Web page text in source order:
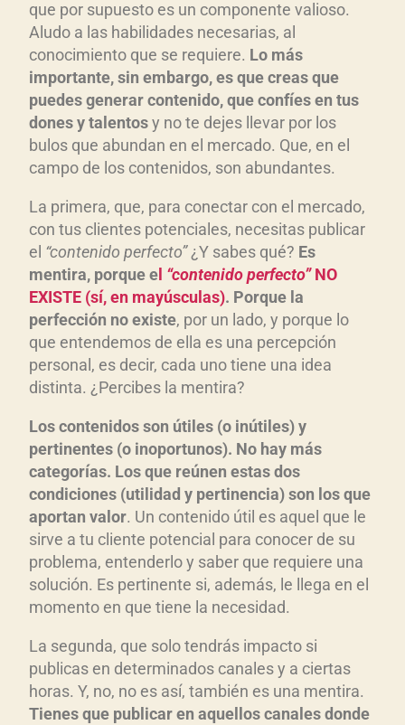
que por supuesto es un componente valioso.
Aludo a las habilidades necesarias, al
conocimiento que se requiere. Lo más
importante, sin embargo, es que creas que
puedes generar contenido, que confíes en tus
dones y talentosy no te dejes llevar por los
bulos que abundan en el mercado. Que, en el
campo de los contenidos, son abundantes.
La primera, que, para conectar con el mercado,
con tus clientes potenciales, necesitas publicar
el “contenido perfecto”¿Y sabes qué? Es
mentira, porque e “contenido perfecto”NO
EXISTE (sí, en mayúsculas). Porque la
perfección no existe, por un lado, y porque lo
que entendemos de ella es una percepción
personal, es decir, cada uno tiene una idea
distinta. ¿Percibes la mentira?
Los contenidos son útiles (o inútiles) y
pertinentes (o inoportunos). No hay más
categorías. Los que reúnen estas dos
condiciones (utilidad y pertinencia) son los que
aportan valor. Un contenido útil es aquel que le
sirve a tu cliente potencial para conocer de su
problema, entenderlo y saber que requiere una
solución. Es pertinente si, además, le llega en el
momento en que tiene la necesidad.
La segunda, que solo tendrás impacto si
publicas en determinados canales y a ciertas
horas. Y, no, no es así, también es una mentira.
Tienes que publicar en aquellos canales donde